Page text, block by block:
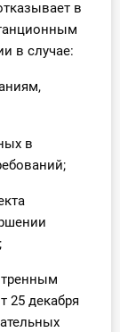
в
в случае:
в
25 декабря